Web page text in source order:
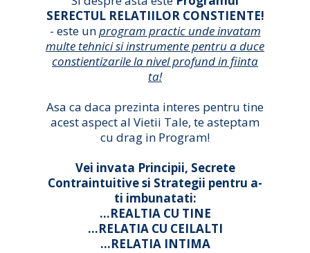
SERECTUL RELATIILOR CONSTIENTE!
- este unprogram practic unde invatam
multe tehnici si instrumente pentru a duce
constientizarile la nivel profund in fiinta
ta!
Asa ca daca prezinta interes pentru tine
acest aspect al Vietii Tale, te asteptam
cu drag in Program!
Vei invata Principii, Secrete
Contraintuitive si Strategii pentru a-
ti imbunatati:
...REALTIA CU TINE
...RELATIA CU CEILALTI
...RELATIA INTIMA